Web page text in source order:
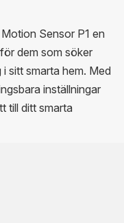
Sensor P1 en
dem som söker
sitt smarta hem. Med
inställningar
till ditt smarta